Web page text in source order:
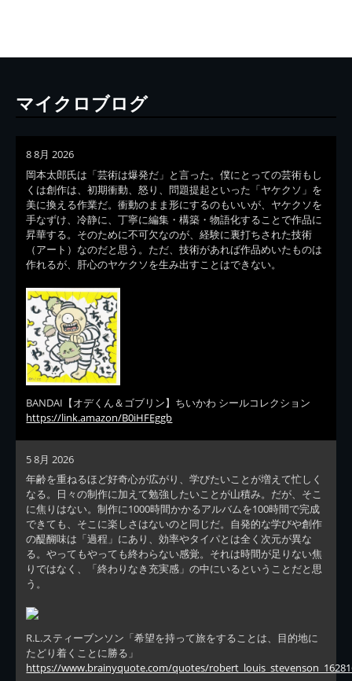
マイクロブログ
8 8月 2026
岡本太郎氏は「芸術は爆発だ」と言った。僕にとっての芸術もし
くは創作は、初期衝動、怒り、問題提起といった「ヤケクソ」を
美に換える作業だ。衝動のまま形にするのもいいが、ヤケクソを
手なずけ、冷静に、丁寧に編集・構築・物語化することで作品に
昇華する。そのために不可欠なのが、経験に裏打ちされた技術
（アート）なのだと思う。ただ、技術があれば作品めいたものは
作れるが、肝心のヤケクソを生み出すことはできない。
BANDAI【オデくん＆ゴブリン】ちいかわ シールコレクション
https://link.amazon/B0iHFEggb
5 8月 2026
年齢を重ねるほど好奇心が広がり、学びたいことが増えて忙しく
なる。日々の制作に加えて勉強したいことが山積み。だが、そこ
に焦りはない。制作に1000時間かかるアルバムを100時間で完成
できても、そこに楽しさはないのと同じだ。自発的な学びや創作
の醍醐味は「過程」にあり、効率やタイパとは全く次元が異な
る。やってもやっても終わらない感覚。それは時間が足りない焦
りではなく、「終わりなき充実感」の中にいるということだと思
う。
R.L.スティーブンソン「希望を持って旅をすることは、目的地に
たどり着くことに勝る」
https://www.brainyquote.com/quotes/